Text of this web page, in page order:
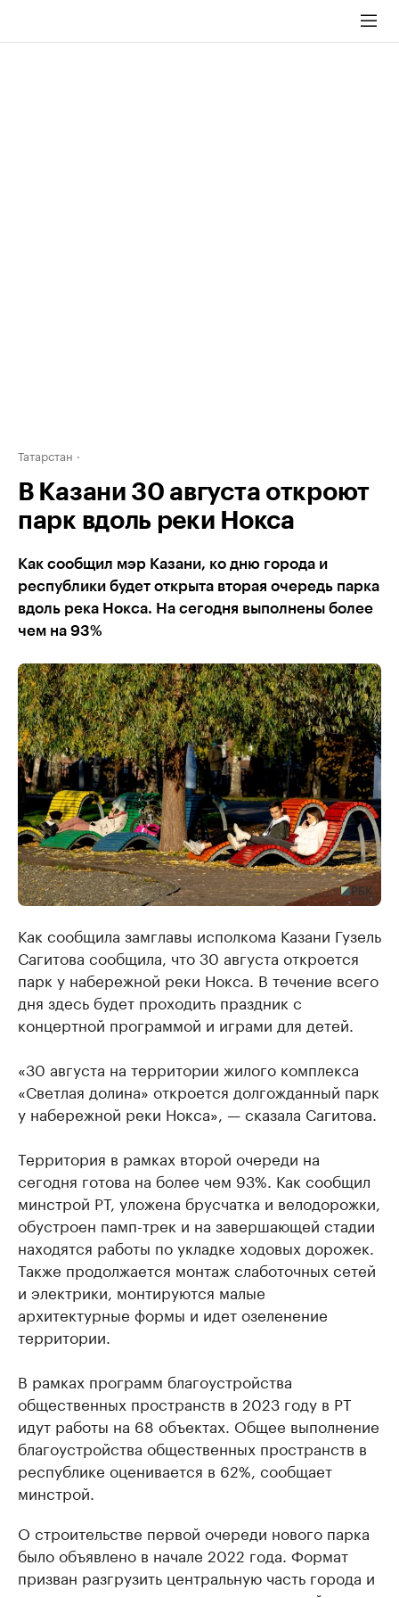
Татарстан
В Казани 30 августа откроют
парк вдоль реки Нокса
Как сообщил мэр Казани, ко дню города и
республики будет открыта вторая очередь парка
вдоль река Нокса. На сегодня выполнены более
чем на 93%
Как сообщила замглавы исполкома Казани Гузель
Сагитова сообщила, что 30 августа откроется
парк у набережной реки Нокса. В течение всего
дня здесь будет проходить праздник с
концертной программой и играми для детей.
«30 августа на территории жилого комплекса
«Светлая долина» откроется долгожданный парк
у набережной реки Нокса», — сказала Сагитова.
Территория в рамках второй очереди на
сегодня готова на более чем 93%. Как сообщил
минстрой РТ, уложена брусчатка и велодорожки,
обустроен памп-трек и на завершающей стадии
находятся работы по укладке ходовых дорожек.
Также продолжается монтаж слаботочных сетей
и электрики, монтируются малые
архитектурные формы и идет озеленение
территории.
В рамках программ благоустройства
общественных пространств в 2023 году в РТ
идут работы на 68 объектах. Общее выполнение
благоустройства общественных пространств в
республике оценивается в 62%, сообщает
минстрой.
О строительстве первой очереди нового парка
было объявлено в начале 2022 года. Формат
призван разгрузить центральную часть города и